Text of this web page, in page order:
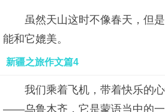
虽然天山这时不像春天，但
能和它媲美。
新疆之旅作文篇4
我们乘着飞机，带着快乐的
——乌鲁木齐，它是蒙语当中的